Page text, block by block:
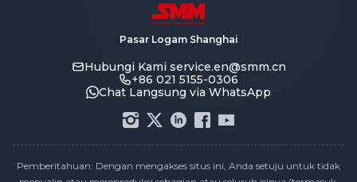
Pasar Logam Shanghai
Hubungi Kami service.en@smm.cn
+86 021 5155-0306
Chat Langsung via WhatsApp
Pemberitahuan: Dengan mengakses situs ini, Anda setuju untuk tidak